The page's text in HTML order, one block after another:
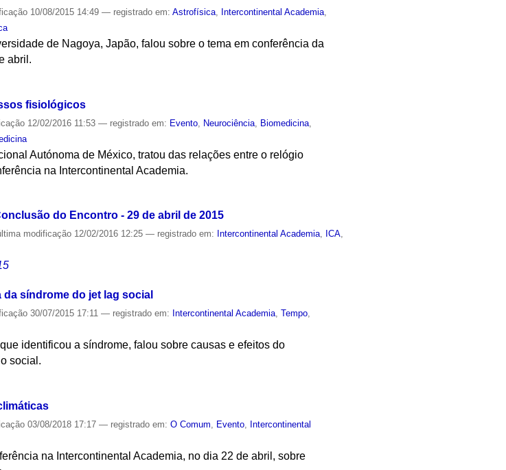
10/08/2015 14:49— registrado em:Astrofísica Intercontinental Academia
de Nagoya, Japão, falou sobre o tema em conferência da
abril.
fisiológicos
12/02/2016 11:53— registrado em: Evento Neurociência Biomedicina
Autónoma de México, tratou das relações entre o relógio
na Intercontinental Academia.
do Encontro - 29 de abril de 2015
modificação 12/02/2016 12:25— registrado em: Intercontinental Academia, ICA,
síndrome do jet lag social
30/07/2015 17:11— registrado em: Intercontinental Academia ,Tempo
identificou a síndrome, falou sobre causas e efeitos do
social.
03/08/2018 17:17— registrado em:O Comum Evento Intercontinental
na Intercontinental Academia, no dia 22 de abril, sobre